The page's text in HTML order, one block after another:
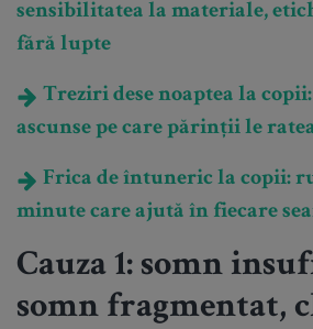
sensibilitatea la materiale,
fără lupte
Treziri dese noaptea la copii:
ascunse pe care părinții le
Frica de întuneric la copii:
minute care ajută în fiecare
Cauza 1: somn
somn fragmentat,